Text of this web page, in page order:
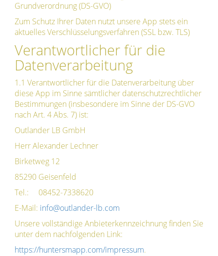
Grundverordnung (DS-GVO)
Zum Schutz Ihrer Daten nutzt unsere App stets ein
aktuelles Verschlüsselungsverfahren (SSL bzw. TLS)
Verantwortlicher für die
Datenverarbeitung
1.1 Verantwortlicher für die Datenverarbeitung über
diese App im Sinne sämtlicher datenschutzrechtlicher
Bestimmungen (insbesondere im Sinne der DS-GVO
nach Art. 4 Abs. 7) ist:
Outlander LB GmbH
Herr Alexander Lechner
Birketweg 12
85290 Geisenfeld
Tel.: 08452-7338620
E-Mail: info@outlander-lb.com
Unsere vollständige Anbieterkennzeichnung finden Sie
unter dem nachfolgenden Link:
https://huntersmapp.com/impressum.